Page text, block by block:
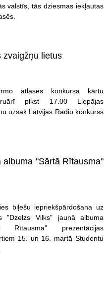
valstīs, tās dziesmas iekļautas
zvaigžņu lietus
atlases konkursa kārtu
plkst 17.00 Liepājas
uzsāk Latvijas Radio konkurss
"Sārtā Rītausma"
biļešu iepriekšpārdošana uz
"Dzelzs Vilks" jaunā albuma
Rītausma" prezentācijas
15. un 16. martā Studentu